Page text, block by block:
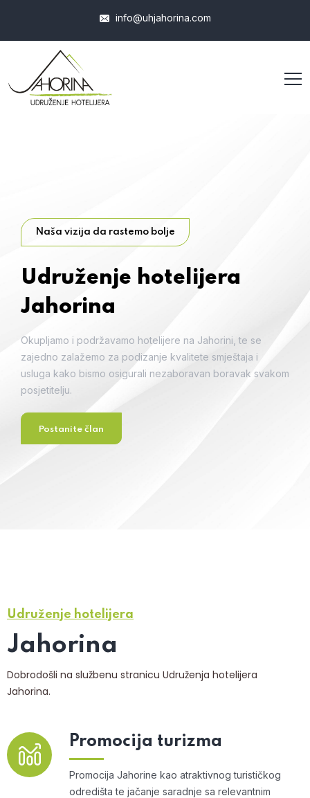
info@uhjahorina.com
Naša vizija da rastemo bolje
Udruženje hotelijera
Jahorina
Okupljamo i podržavamo hotelijere na Jahorini, te se
zajedno zalažemo za podizanje kvalitete smještaja i
usluga kako bismo osigurali nezaboravan boravak svakom
posjetitelju.
Postanite član
Udruženje hotelijera
Jahorina
Dobrodošli na službenu stranicu Udruženja hotelijera
Jahorina.
Promocija turizma
Promocija Jahorine kao atraktivnog turističkog
odredišta te jačanje saradnje sa relevantnim